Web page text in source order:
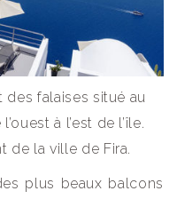
falaises situé au
à l’est de l’île.
la ville de Fira.
plus beaux balcons